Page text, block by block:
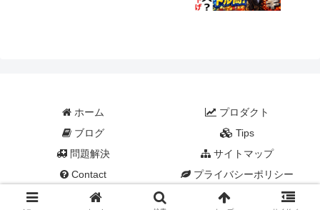
ホーム
プロダクト
ブログ
Tips
問題解決
サイトマップ
Contact
プライバシーポリシー
RootCauseMarketing